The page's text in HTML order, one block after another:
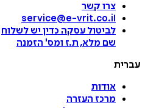
צרו קשר
service@e-vrit.co.il
לביטול עסקה כדין יש לשלוח
שם מלא, ת.ז ומס' הזמנה
עברית
אודות
מרכז העזרה